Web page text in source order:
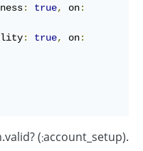
: true, on:
: true, on: